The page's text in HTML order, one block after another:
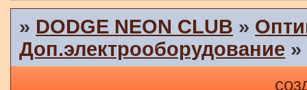
» DODGE NEON CLUB »
Доп.электрооборудование »